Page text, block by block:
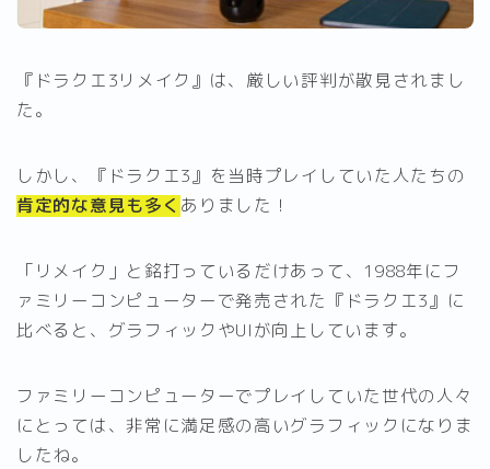
『ドラクエ3リメイク』は、厳しい評判が散見されまし
た。
しかし、『ドラクエ3』を当時プレイしていた人たちの
肯定的な意見も多く ありました！
「リメイク」と銘打っているだけあって、1988年にフ
ァミリーコンピューターで発売された『ドラクエ3』に
比べると、グラフィックやUIが向上しています。
ファミリーコンピューターでプレイしていた世代の人々
にとっては、非常に満足感の高いグラフィックになりま
したね。